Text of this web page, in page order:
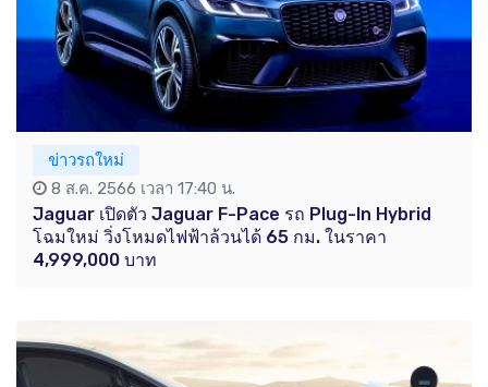
ข่าวรถใหม่
8 ส.ค. 2566 เวลา 17:40 น.
Jaguar เปิดตัว Jaguar F-Pace รถ Plug-In Hybrid
โฉมใหม่ วิ่งโหมดไฟฟ้าล้วนได้ 65 กม. ในราคา
4,999,000 บาท